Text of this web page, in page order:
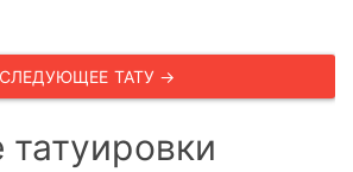
СЛЕДУЮЩЕЕ ТАТУ →
татуировки